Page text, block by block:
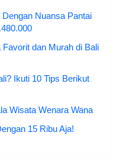
Nuansa Pantai
dan Murah di Bali
Ikuti 10 Tips Berikut
Wisata Wenara Wana
15 Ribu Aja!